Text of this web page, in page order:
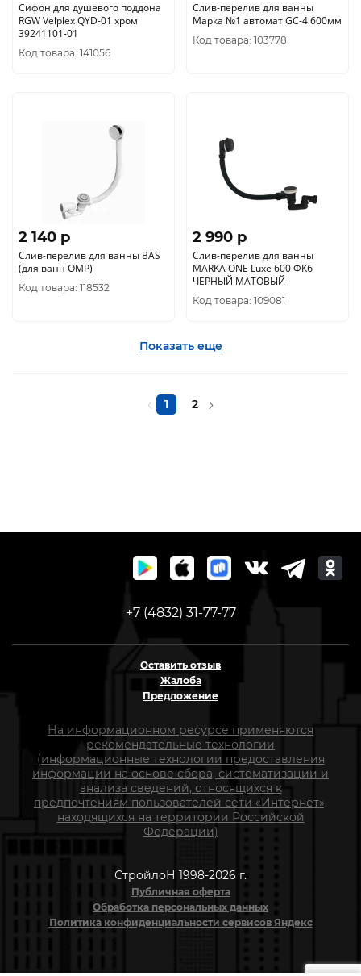
Сифон для душевого поддона
RGW Velplex QYD-01 хром
39241101-01
Код товара: 141056
Слив-перелив для ванны
Марка №1 автомат GC-4 600мм
Код товара: 103778
2 140 p
Слив-перелив для ванны BAS
(для ванн ОМР)
Код товара: 118532
2 990 p
Слив-перелив для ванны
MARKA ONE Luxe 600 ФКб
ЧЕРНЫЙ МАТОВЫЙ
Код товара: 109081
Показать еще
1 2
+7 (4832) 31-77-77
Оставить отзыв
Жалоба
Предложение
На информационном ресурсе применяются
рекомендательные технологии
(информационные технологии предоставления
информации на основе сбора, систематизации и
анализа сведений, относящихся к
предпочтениям пользователей сети «Интернет»,
находящихся на территории Российской
Федерации)
СтройлоН 1998-2026 г.
Публичная оферта
Обработка персональных данных
Политика конфиденциальности сервисов Яндекс